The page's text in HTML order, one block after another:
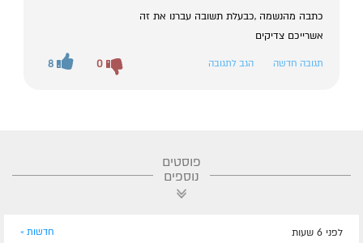
כתבה מהנשמה ,כבעלת תשובה עברנו את זה
אשרייכם צדיקים
תגובה חדשה הגב לתגובה 8 0
פוסטים
נוספים
לפני 6 שעות חדשות »